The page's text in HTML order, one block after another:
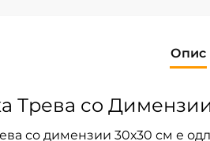
Опис
Трева со
со димензии 30х30 см е